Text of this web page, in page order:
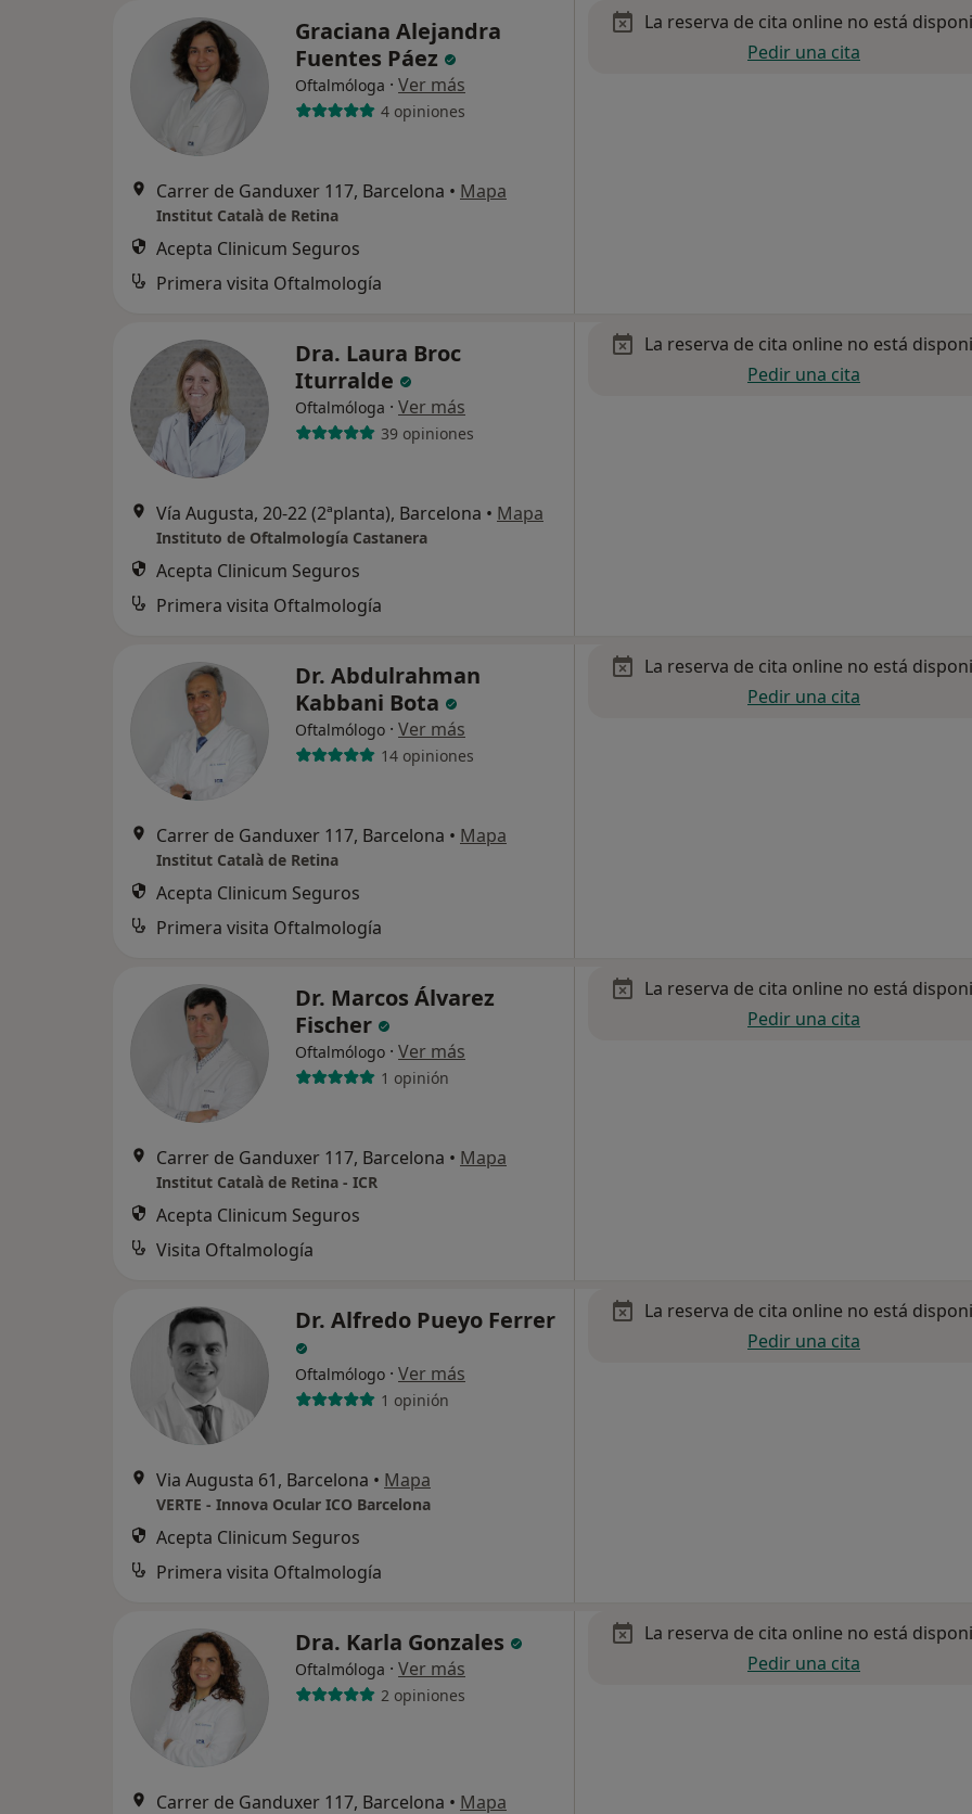
Graciana Alejandra
Fuentes Páez
Oftalmóloga · Ver más
4 opiniones
Carrer de Ganduxer 117, Barcelona • Mapa
Institut Català de Retina
Acepta Clinicum Seguros
Primera visita Oftalmología
La reserva de cita online no está
Pedir una cita
Dra. Laura Broc
Iturralde
Oftalmóloga · Ver más
39 opiniones
Vía Augusta, 20-22 (2ªplanta), Barcelona • Mapa
Instituto de Oftalmología Castanera
Acepta Clinicum Seguros
Primera visita Oftalmología
La reserva de cita online no está
Pedir una cita
Dr. Abdulrahman
Kabbani Bota
Oftalmólogo · Ver más
14 opiniones
Carrer de Ganduxer 117, Barcelona • Mapa
Institut Català de Retina
Acepta Clinicum Seguros
Primera visita Oftalmología
La reserva de cita online no está
Pedir una cita
Dr. Marcos Álvarez
Fischer
Oftalmólogo · Ver más
1 opinión
Carrer de Ganduxer 117, Barcelona • Mapa
Institut Català de Retina - ICR
Acepta Clinicum Seguros
Visita Oftalmología
La reserva de cita online no está
Pedir una cita
Dr. Alfredo Pueyo Ferrer
Oftalmólogo · Ver más
1 opinión
Via Augusta 61, Barcelona • Mapa
VERTE - Innova Ocular ICO Barcelona
Acepta Clinicum Seguros
Primera visita Oftalmología
La reserva de cita online no está
Pedir una cita
Dra. Karla Gonzales
Oftalmóloga · Ver más
2 opiniones
Carrer de Ganduxer 117, Barcelona • Mapa
La reserva de cita online no está
Pedir una cita